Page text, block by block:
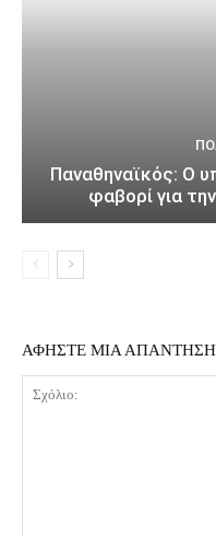
Παναθηναϊκός: Ο
φαβορί για
ΑΦΗΣΤΕ ΜΙΑ ΑΠΑΝΤΗΣΗ